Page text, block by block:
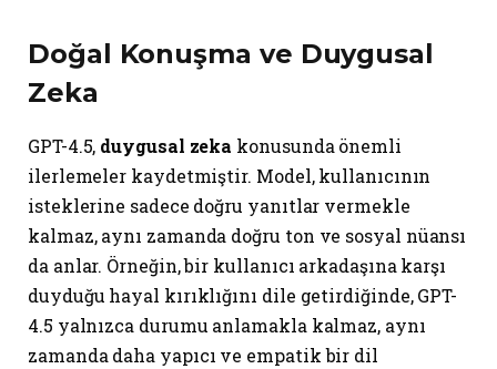
Doğal Konuşma ve Duygusal
Zeka
GPT-4.5, duygusal zeka konusunda önemli
ilerlemeler kaydetmiştir. Model, kullanıcının
isteklerine sadece doğru yanıtlar vermekle
kalmaz, aynı zamanda doğru ton ve sosyal nüansı
da anlar. Örneğin, bir kullanıcı arkadaşına karşı
duyduğu hayal kırıklığını dile getirdiğinde, GPT-
4.5 yalnızca durumu anlamakla kalmaz, aynı
zamanda daha yapıcı ve empatik bir dil